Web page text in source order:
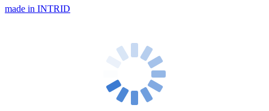
made in INTRID